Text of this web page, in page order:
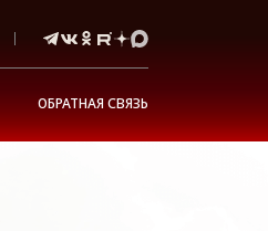
ОБРАТНАЯ СВЯЗЬ